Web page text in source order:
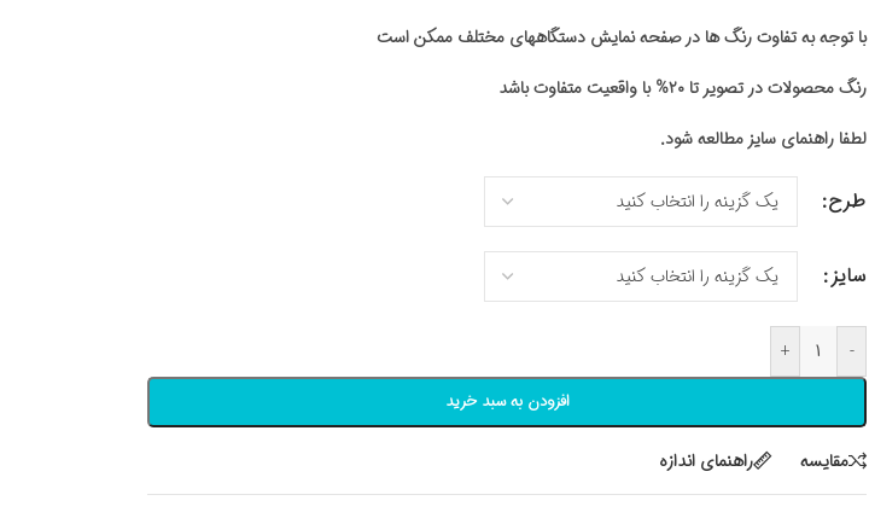
با توجه به تفاوت رنگ ها در صفحه نمایش دستگاههای مختلف ممکن است
رنگ محصولات در تصویر تا ۲۰% با واقعیت متفاوت باشد
لطفا راهنمای سایز مطالعه شود.
طرح
سایز
-
+
افزودن به سبد خرید
مقايسه راهنمای اندازه